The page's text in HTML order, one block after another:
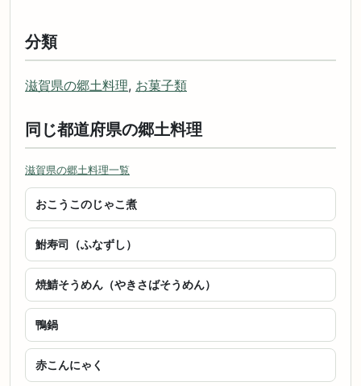
分類
滋賀県の郷土料理, お菓子類
同じ都道府県の郷土料理
滋賀県の郷土料理一覧
おこうこのじゃこ煮
鮒寿司（ふなずし）
焼鯖そうめん（やきさばそうめん）
鴨鍋
赤こんにゃく